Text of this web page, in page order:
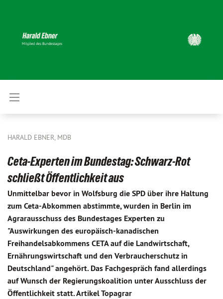
HARALD EBNER, MDB
Ceta-Experten im Bundestag: Schwarz-Rot
schließt Öffentlichkeit aus
Unmittelbar bevor in Wolfsburg die SPD über ihre Haltung
zum Ceta-Abkommen abstimmte, wurden in Berlin im
Agrarausschuss des Bundestages Experten zu
"Auswirkungen des europäisch-kanadischen
Freihandelsabkommens CETA auf die Landwirtschaft,
Ernährungswirtschaft und den Verbraucherschutz in
Deutschland" angehört. Das Fachgespräch fand allerdings
auf Wunsch der Regierungskoalition unter Ausschluss der
Öffentlichkeit statt. Artikel Topagrar